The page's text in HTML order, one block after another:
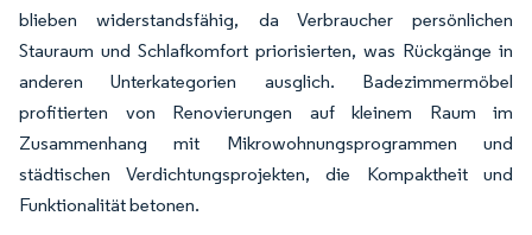
blieben widerstandsfähig, da Verbraucher persönlichen
Stauraum und Schlafkomfort priorisierten, was Rückgänge in
anderen Unterkategorien ausglich. Badezimmermöbel
profitierten von Renovierungen auf kleinem Raum im
Zusammenhang mit Mikrowohnungsprogrammen und
städtischen Verdichtungsprojekten, die Kompaktheit und
Funktionalität betonen.